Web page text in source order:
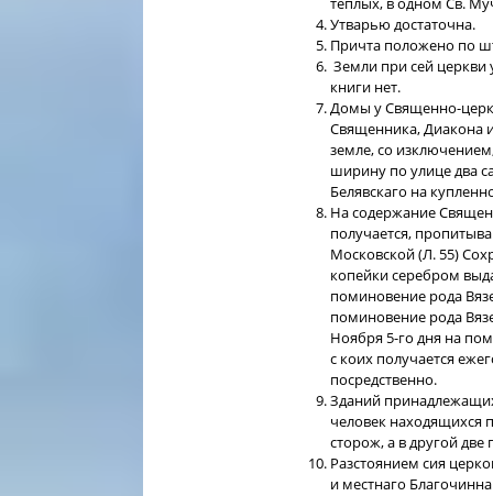
Утварью достаточна.
Причта положено по
Земли при сей церкви
книги нет.
Домы у Священно-
Священника, Диакона
земле, со
ширину по улице два
Белявскаго на
На содержание
получается,
Московской (Л. 55)
копейки серебром
поминовение рода
поминовение рода
Ноября 5-го дня на
с коих получается
посредственно.
Зданий
человек находящихся
сторож, а в другой
Разстоянием сия
и местнаго